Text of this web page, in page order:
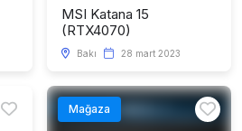
MSI Katana 15
(RTX4070)
Bakı 28 mart 2023
Mağaza